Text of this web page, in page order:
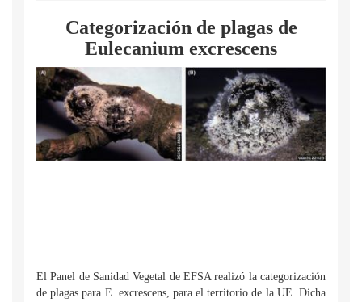
Categorización de plagas de
Eulecanium excrescens
El Panel de Sanidad Vegetal de EFSA realizó la categorización
de plagas para E. excrescens, para el territorio de la UE. Dicha